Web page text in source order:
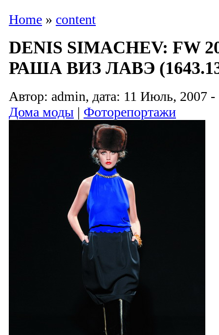
Home » content
DENIS SIMACHEV: FW
РАША ВИЗ ЛАВЭ
Автор: admin, дата: 11 Июль, 2007 -
Дома моды | Фоторепортажи